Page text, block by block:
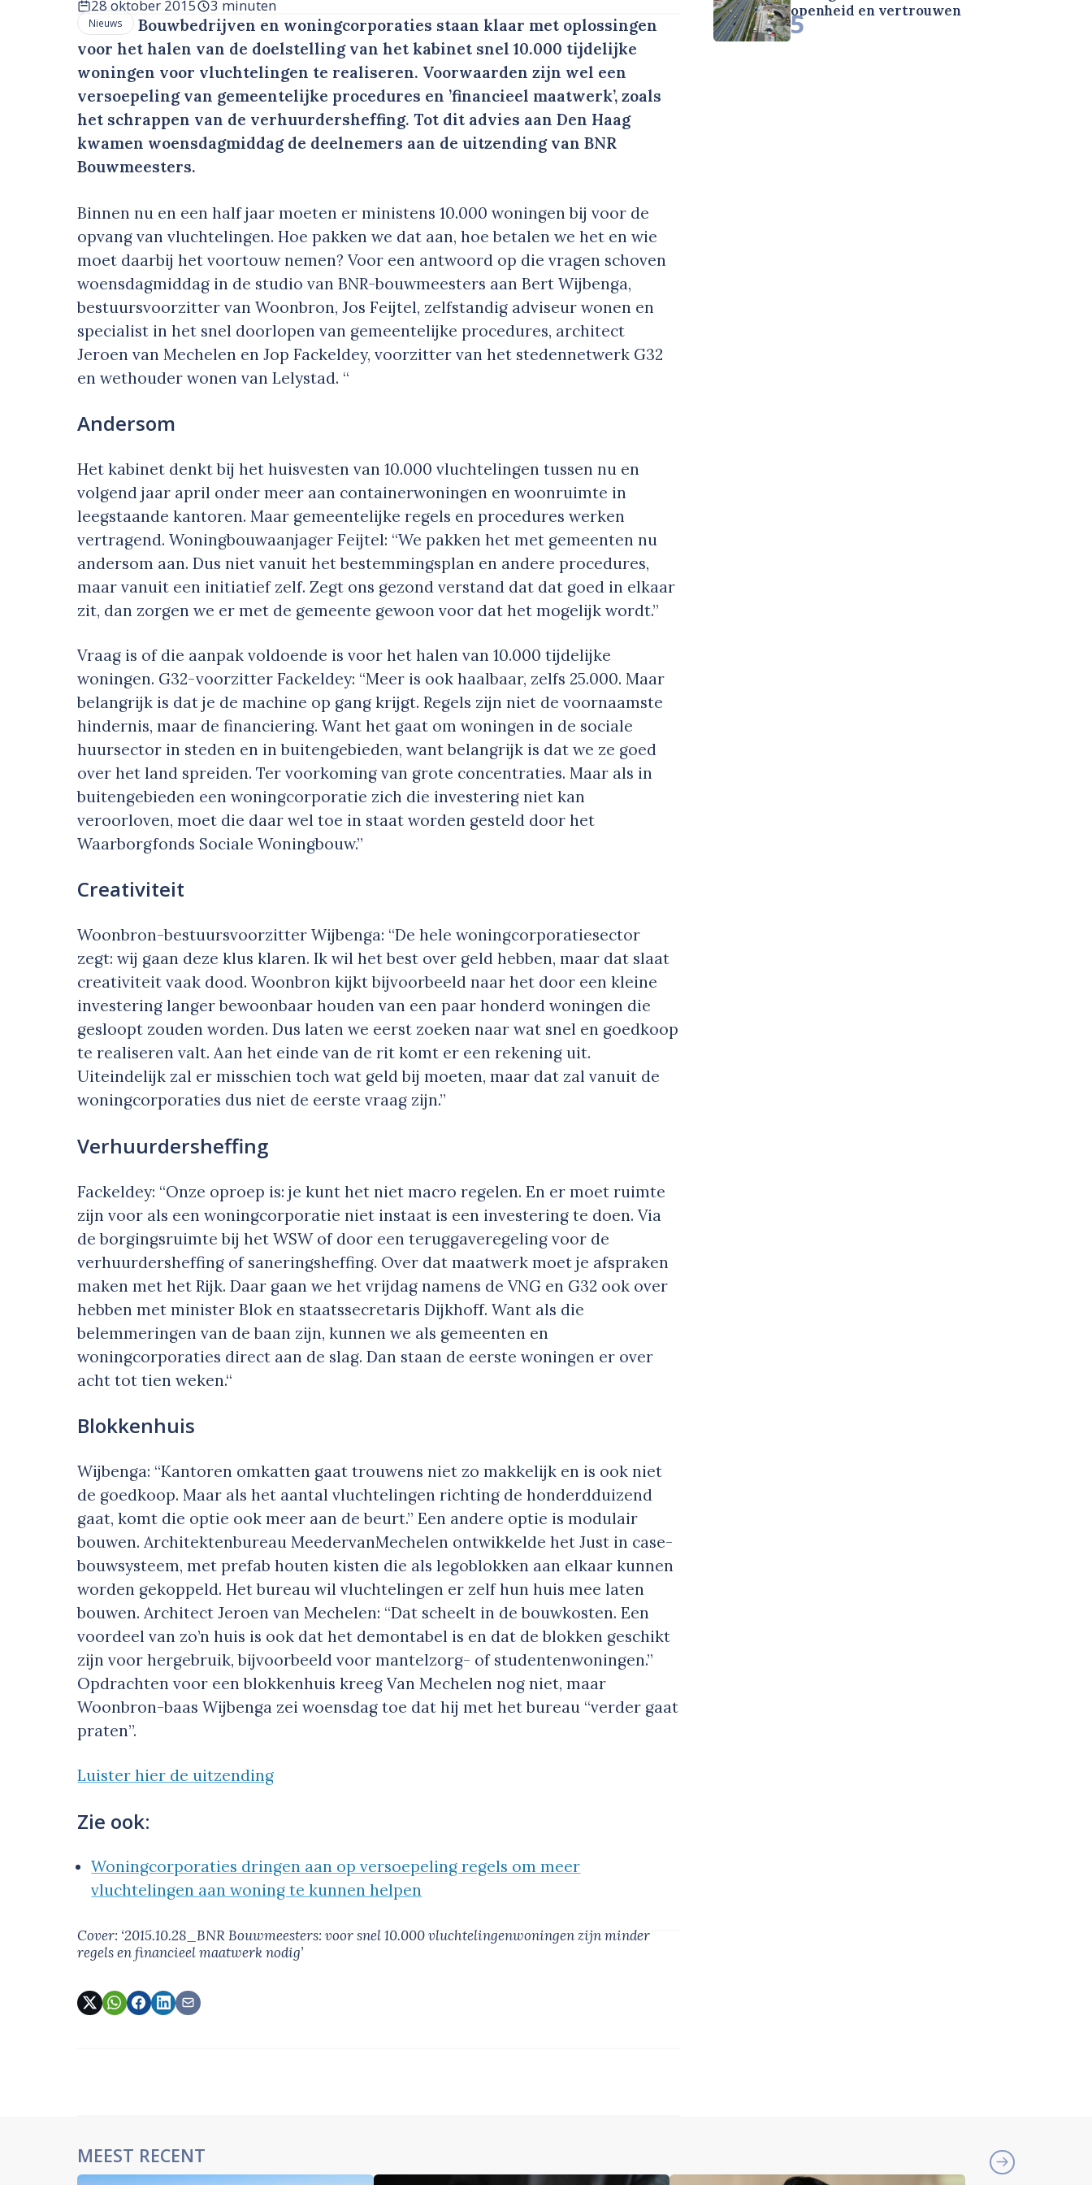
28 oktober 2015 3 minuten
Nieuws
Bouwbedrijven en woningcorporaties staan klaar met oplossingen
voor het halen van de doelstelling van het kabinet snel 10.000 tijdelijke
woningen voor vluchtelingen te realiseren. Voorwaarden zijn wel een
versoepeling van gemeentelijke procedures en ’financieel maatwerk’, zoals
het schrappen van de verhuurdersheffing. Tot dit advies aan Den Haag
kwamen woensdagmiddag de deelnemers aan de uitzending van BNR
Bouwmeesters.
Binnen nu en een half jaar moeten er ministens 10.000 woningen bij voor de
opvang van vluchtelingen. Hoe pakken we dat aan, hoe betalen we het en wie
moet daarbij het voortouw nemen? Voor een antwoord op die vragen schoven
woensdagmiddag in de studio van BNR-bouwmeesters aan Bert Wijbenga,
bestuursvoorzitter van Woonbron, Jos Feijtel, zelfstandig adviseur wonen en
specialist in het snel doorlopen van gemeentelijke procedures, architect
Jeroen van Mechelen en Jop Fackeldey, voorzitter van het stedennetwerk G32
en wethouder wonen van Lelystad. “
Andersom
Het kabinet denkt bij het huisvesten van 10.000 vluchtelingen tussen nu en
volgend jaar april onder meer aan containerwoningen en woonruimte in
leegstaande kantoren. Maar gemeentelijke regels en procedures werken
vertragend. Woningbouwaanjager Feijtel: “We pakken het met gemeenten nu
andersom aan. Dus niet vanuit het bestemmingsplan en andere procedures,
maar vanuit een initiatief zelf. Zegt ons gezond verstand dat dat goed in elkaar
zit, dan zorgen we er met de gemeente gewoon voor dat het mogelijk wordt.”
Vraag is of die aanpak voldoende is voor het halen van 10.000 tijdelijke
woningen. G32-voorzitter Fackeldey: “Meer is ook haalbaar, zelfs 25.000. Maar
belangrijk is dat je de machine op gang krijgt. Regels zijn niet de voornaamste
hindernis, maar de financiering. Want het gaat om woningen in de sociale
huursector in steden en in buitengebieden, want belangrijk is dat we ze goed
over het land spreiden. Ter voorkoming van grote concentraties. Maar als in
buitengebieden een woningcorporatie zich die investering niet kan
veroorloven, moet die daar wel toe in staat worden gesteld door het
Waarborgfonds Sociale Woningbouw.”
Creativiteit
Woonbron-bestuursvoorzitter Wijbenga: “De hele woningcorporatiesector
zegt: wij gaan deze klus klaren. Ik wil het best over geld hebben, maar dat slaat
creativiteit vaak dood. Woonbron kijkt bijvoorbeeld naar het door een kleine
investering langer bewoonbaar houden van een paar honderd woningen die
gesloopt zouden worden. Dus laten we eerst zoeken naar wat snel en goedkoop
te realiseren valt. Aan het einde van de rit komt er een rekening uit.
Uiteindelijk zal er misschien toch wat geld bij moeten, maar dat zal vanuit de
woningcorporaties dus niet de eerste vraag zijn.”
Verhuurdersheffing
Fackeldey: “Onze oproep is: je kunt het niet macro regelen. En er moet ruimte
zijn voor als een woningcorporatie niet instaat is een investering te doen. Via
de borgingsruimte bij het WSW of door een teruggaveregeling voor de
verhuurdersheffing of saneringsheffing. Over dat maatwerk moet je afspraken
maken met het Rijk. Daar gaan we het vrijdag namens de VNG en G32 ook over
hebben met minister Blok en staatssecretaris Dijkhoff. Want als die
belemmeringen van de baan zijn, kunnen we als gemeenten en
woningcorporaties direct aan de slag. Dan staan de eerste woningen er over
acht tot tien weken.“
Blokkenhuis
Wijbenga: “Kantoren omkatten gaat trouwens niet zo makkelijk en is ook niet
de goedkoop. Maar als het aantal vluchtelingen richting de honderdduizend
gaat, komt die optie ook meer aan de beurt.” Een andere optie is modulair
bouwen. Architektenbureau MeedervanMechelen ontwikkelde het Just in case-
bouwsysteem, met prefab houten kisten die als legoblokken aan elkaar kunnen
worden gekoppeld. Het bureau wil vluchtelingen er zelf hun huis mee laten
bouwen. Architect Jeroen van Mechelen: “Dat scheelt in de bouwkosten. Een
voordeel van zo’n huis is ook dat het demontabel is en dat de blokken geschikt
zijn voor hergebruik, bijvoorbeeld voor mantelzorg- of studentenwoningen.”
Opdrachten voor een blokkenhuis kreeg Van Mechelen nog niet, maar
Woonbron-baas Wijbenga zei woensdag toe dat hij met het bureau “verder gaat
praten”.
Luister hier de uitzending
Zie ook:
Woningcorporaties dringen aan op versoepeling regels om meer
vluchtelingen aan woning te kunnen helpen
Cover: ‘2015.10.28_BNR Bouwmeesters: voor snel 10.000 vluchtelingenwoningen zijn minder
regels en financieel maatwerk nodig’
openheid en vertrouwen
5
MEEST RECENT